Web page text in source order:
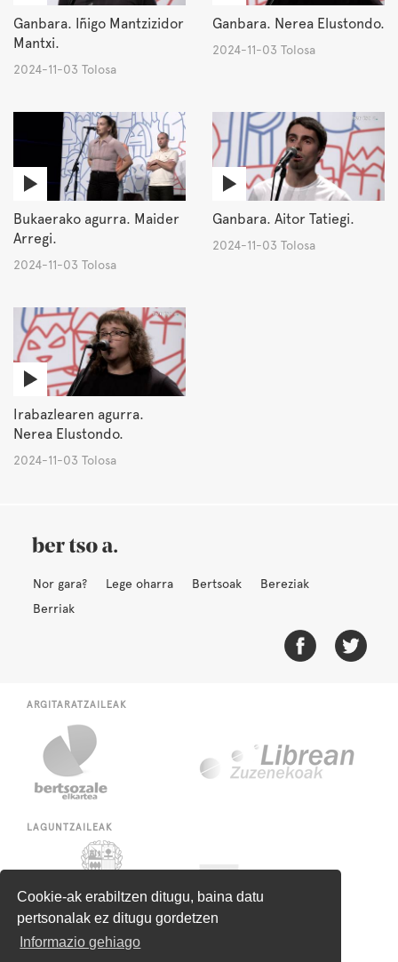
Cookie-ak erabiltzen ditugu, baina datu
pertsonalak ez ditugu gordetzen
Informazio gehiago
Ganbara. Iñigo Mantzizidor
Mantxi.
2024-11-03 Tolosa
Ganbara. Nerea Elustondo.
2024-11-03 Tolosa
Bukaerako agurra. Maider
Arregi.
2024-11-03 Tolosa
Ganbara. Aitor Tatiegi.
2024-11-03 Tolosa
Irabazlearen agurra.
Nerea Elustondo.
2024-11-03 Tolosa
Nor gara? Lege oharra Bertsoak
Bereziak
Berriak
ARGITARATZAILEAK
LAGUNTZAILEAK